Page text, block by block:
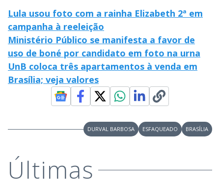
Lula usou foto com a rainha Elizabeth 2ª em
campanha à reeleição
Ministério Público se manifesta a favor de
uso de boné por candidato em foto na urna
UnB coloca três apartamentos à venda em
Brasília; veja valores
DURVAL BARBOSA ESFAQUEADO BRASÍLIA
Últimas